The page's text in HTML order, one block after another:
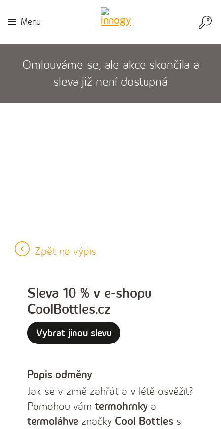
Menu
Omlouváme se, ale akce skončila a
sleva již není dostupná
Zpět na výpis
Sleva 10 % v e-shopu
CoolBottles.cz
Vybrat jinou slevu
Popis odměny
Jak se v zimě zahřát a v létě osvěžit?
Pomohou vám termohrnky a
termoláhve značky Cool Bottles s